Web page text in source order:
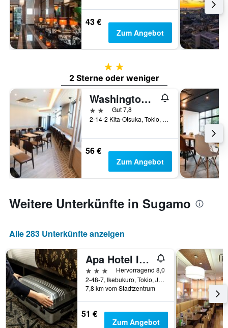
43 €
Zum Angebot
2 Sterne
2 Sterne oder weniger
Washington R&B Hotel Otsuka Eki Kitaguchi
2 SterneGut 7,8
2-14-2 Kita-Otsuka, Tokio, Japan
56 €
Zum Angebot
Weitere Unterkünfte in Sugamo
Alle 283 Unterkünfte anzeigen
Apa Hotel Ikebukuro Eki Kitaguchi
3 Sterne
Hervorragend 8,0
2-48-7, Ikebukuro, Tokio, Japan
7,8 km vom Stadtzentrum
51 €
Zum Angebot